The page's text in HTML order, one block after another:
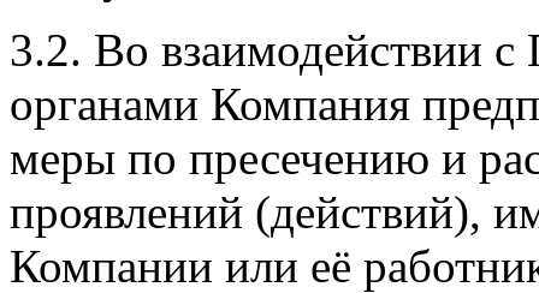
3.2. Во взаимодействии
органами Компания
меры по пресечению и
проявлений (действий),
Компании или её